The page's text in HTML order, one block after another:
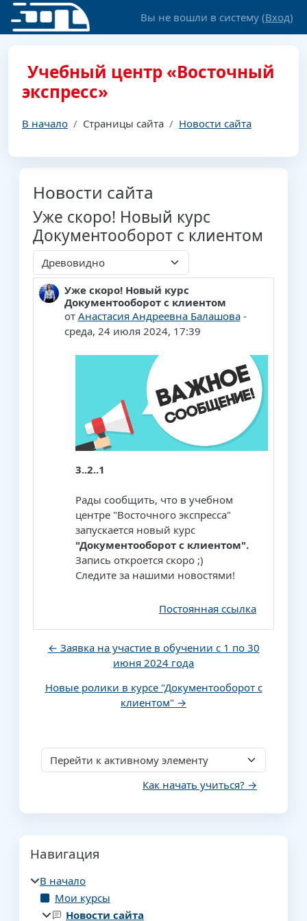
Перейти к основному содержанию
Вы не вошли в систему (Вход)
Учебный центр «Восточный
экспресс»
В начало Страницы сайта Новости сайта
Новости сайта
Уже скоро! Новый курс
Документооборот с клиентом
Режим отображения
Уже скоро! Новый курс
Документооборот с клиентом
от Анастасия Андреевна Балашова-
среда, 24 июля 2024, 17:39
Количество ответов: 0
3..2..1
Рады сообщить, что в учебном
центре "Восточного экспресса"
запускается новый курс
"Документооборот с клиентом".
Запись откроется скоро ;)
Следите за нашими новостями!
Постоянная ссылка
← Заявка на участие в обучении с 1 по 30
июня 2024 года
Новые ролики в курсе "Документооборот с
клиентом" →
Перейти к активному элементу
Как начать учиться? →
Блоки
Навигация
В начало
Мои курсы
Новости сайта